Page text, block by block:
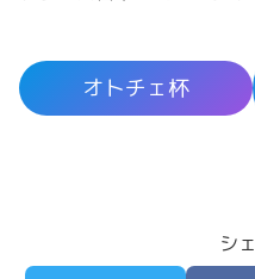
オトチェ杯
シ